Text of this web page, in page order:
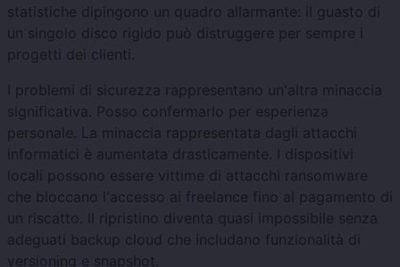
statistiche dipingono un quadro allarmante: il guasto di
un singolo disco rigido può distruggere per sempre i
progetti dei clienti.
I problemi di sicurezza rappresentano un'altra minaccia
significativa. Posso confermarlo per esperienza
personale. La minaccia rappresentata dagli attacchi
informatici è aumentata drasticamente. I dispositivi
locali possono essere vittime di attacchi ransomware
che bloccano l'accesso ai freelance fino al pagamento di
un riscatto. Il ripristino diventa quasi impossibile senza
adeguati backup cloud che includano funzionalità di
versioning e snapshot.